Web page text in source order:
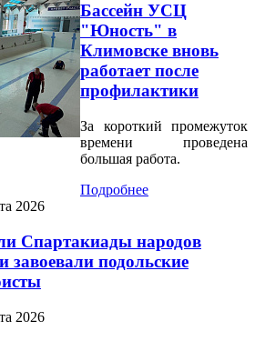
Бассейн УСЦ
"Юность" в
Климовске вновь
работает после
профилактики
За короткий промежуток
времени проведена
большая работа.
Подробнее
2026
Спартакиады народов
завоевали подольские
2026